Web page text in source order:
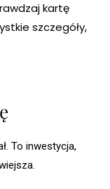
kartę
szczegóły,
To inwestycja,